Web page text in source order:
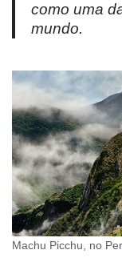
como uma
mundo.
Machu Picchu, no